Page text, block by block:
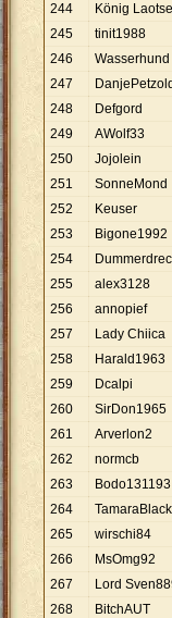
244
König Laotse
245
tinit1988
246
Wasserhund
247
DanjePetzold
248
Defgord
249
AWolf33
250
Jojolein
251
SonneMond
252
Keuser
253
Bigone1992
254
255
alex3128
256
annopief
257
Lady Chiica
258
Harald1963
259
Dcalpi
260
SirDon1965
261
Arverlon2
262
normcb
263
Bodo131193
264
TamaraBlack
265
wirschi84
266
MsOmg92
267
Lord
268
BitchAUT